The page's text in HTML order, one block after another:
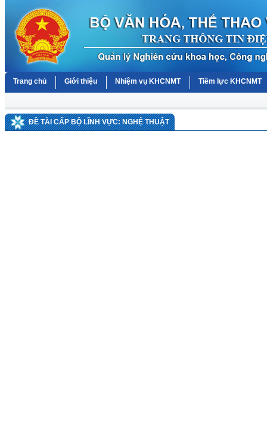
Trang chủ Giới thiệu Nhiệm vụ KHCNMT Tiềm lực KHCNMT
ĐỀ TÀI CẤP BỘ LĨNH VỰC: NGHỆ THUẬT